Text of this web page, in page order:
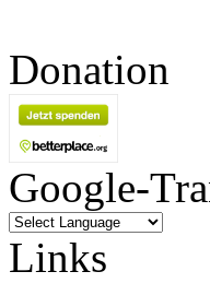
Donation
Google-
Links